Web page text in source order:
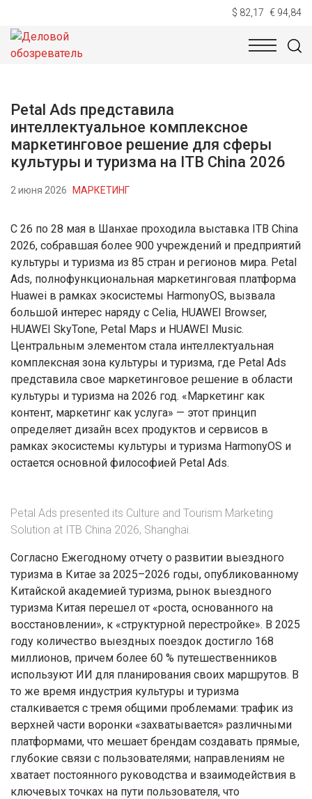
$ 82,17 € 94,84
НОВОСТИ
Petal Ads представила
интеллектуальное комплексное
маркетинговое решение для сферы
культуры и туризма на ITB China 2026
2 июня 2026 МАРКЕТИНГ
С 26 по 28 мая в Шанхае проходила выставка ITB China
2026, собравшая более 900 учреждений и предприятий
культуры и туризма из 85 стран и регионов мира. Petal
Ads, полнофункциональная маркетинговая платформа
Huawei в рамках экосистемы HarmonyOS, вызвала
большой интерес наряду с Celia, HUAWEI Browser,
HUAWEI SkyTone, Petal Maps и HUAWEI Music.
Центральным элементом стала интеллектуальная
комплексная зона культуры и туризма, где Petal Ads
представила свое маркетинговое решение в области
культуры и туризма на 2026 год. «Маркетинг как
контент, маркетинг как услуга» — этот принцип
определяет дизайн всех продуктов и сервисов в
рамках экосистемы культуры и туризма HarmonyOS и
остается основной философией Petal Ads.
Petal Ads presented its Culture and Tourism Marketing
Solution at ITB China 2026, Shanghai.
Согласно Ежегодному отчету о развитии выездного
туризма в Китае за 2025–2026 годы, опубликованному
Китайской академией туризма, рынок выездного
туризма Китая перешел от «роста, основанного на
восстановлении», к «структурной перестройке». В 2025
году количество выездных поездок достигло 168
миллионов, причем более 60 % путешественников
используют ИИ для планирования своих маршрутов. В
то же время индустрия культуры и туризма
сталкивается с тремя общими проблемами: трафик из
верхней части воронки «захватывается» различными
платформами, что мешает брендам создавать прямые,
глубокие связи с пользователями; направлениям не
хватает постоянного руководства и взаимодействия в
ключевых точках на пути пользователя, что